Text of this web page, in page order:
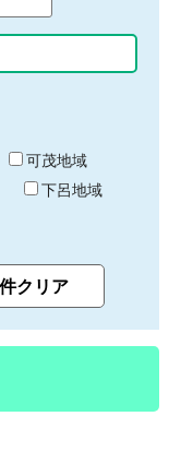
可茂地域
下呂地域